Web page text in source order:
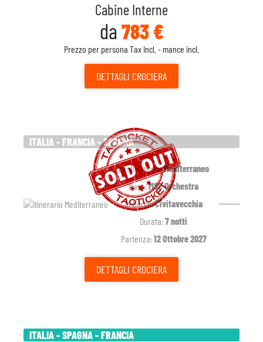
Cabine Interne
da 783 €
Prezzo per persona Tax Incl. - mance incl.
DETTAGLI CROCIERA
ITALIA - FRANCIA - SPAGNA
Destinazione:Mediterraneo
Nave:MSC Orchestra
Imbarco:Civitavecchia
Durata:7 notti
Partenza:12 Ottobre 2027
DETTAGLI CROCIERA
ITALIA - SPAGNA - FRANCIA